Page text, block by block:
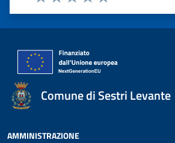
Valuta 5 stelle su 5
Valuta 4 stelle su 5
Valuta 3 stelle su 5
Valuta 2 stelle su 5
Valuta 1 stelle su 5
Comune di Sestri Levante
AMMINISTRAZIONE